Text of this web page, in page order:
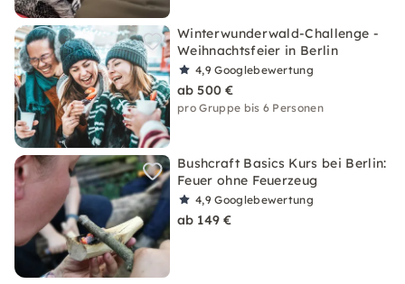
Winterwunderwald-Challenge -
Weihnachtsfeier in Berlin
4,9Googlebewertung
ab 500 €
pro Gruppe bis 6 Personen
Bushcraft Basics Kurs bei Berlin:
Feuer ohne Feuerzeug
4,9Googlebewertung
ab 149 €